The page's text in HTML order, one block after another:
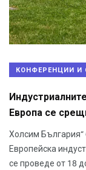
КОНФЕРЕНЦИИ И
Европа се
Холсим
Европейска
се проведе от 18